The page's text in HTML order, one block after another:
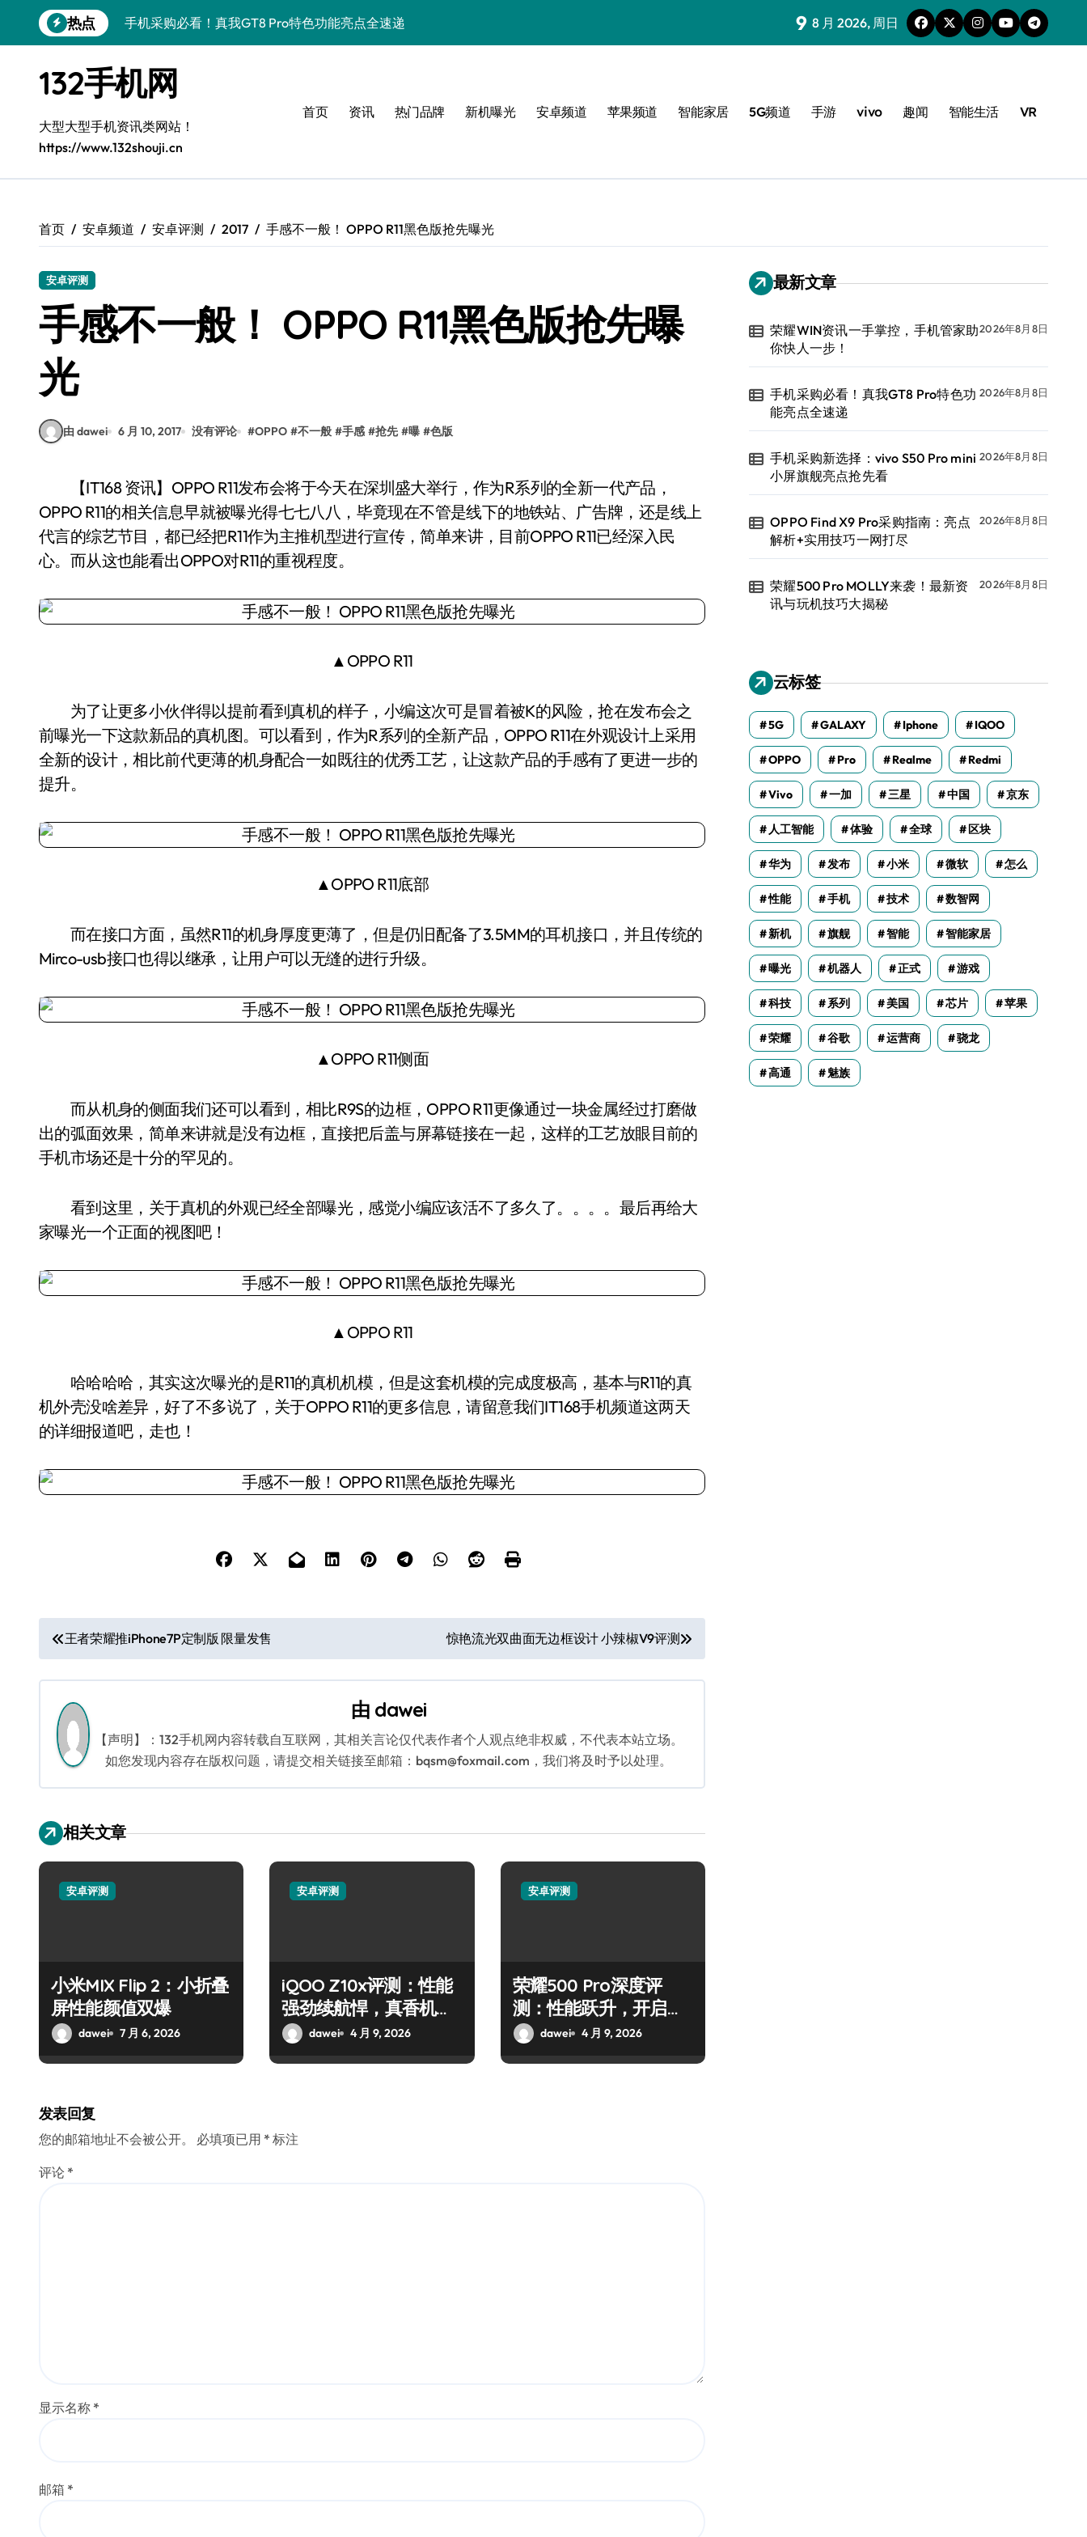
到
热点
手机采购必看！真我GT8 Pro特色功能亮点全速递
OPPO Find X9 Pro采购指南：亮点解析+实用技巧一网打尽
荣耀500 Pro MOLLY来袭！最新资讯与玩机技巧大揭秘
手机采购必看！REDMI K90亮点配置全解析，一文览尽！
荣耀ROBOT PHONE采购首选，畅享智能生活一手资讯！
三星Galaxy Z Fold7来袭，创新科技助力手机采购新选择！
荣耀WIN资讯一手掌控，手机管家助你快人一步！
9 8 月 2026, 周日
132手机网
大型大型手机资讯类网站！
https://www.132shouji.cn
首页 资讯 热门品牌 新机曝光 安卓频道 苹果频道 智能家居 5G频道 手游 vivo 趣闻 智能生活 VR
首页 安卓频道 安卓评测 2017 手感不一般！ OPPO R11黑色版抢先曝光
安卓评测
手感不一般！ OPPO R11黑色版抢先曝
光
由 dawei 6 月 10, 2017 没有评论 #OPPO #不一般 #手感 #抢先 #曝 #色版
【IT168 资讯】OPPO R11发布会将于今天在深圳盛大举行，作为R系列的全新一代产品，
OPPO R11的相关信息早就被曝光得七七八八，毕竟现在不管是线下的地铁站、广告牌，还是线上
代言的综艺节目，都已经把R11作为主推机型进行宣传，简单来讲，目前OPPO R11已经深入民
心。而从这也能看出OPPO对R11的重视程度。
▲OPPO R11
为了让更多小伙伴得以提前看到真机的样子，小编这次可是冒着被K的风险，抢在发布会之
前曝光一下这款新品的真机图。可以看到，作为R系列的全新产品，OPPO R11在外观设计上采用
全新的设计，相比前代更薄的机身配合一如既往的优秀工艺，让这款产品的手感有了更进一步的
提升。
▲OPPO R11底部
而在接口方面，虽然R11的机身厚度更薄了，但是仍旧配备了3.5MM的耳机接口，并且传统的
Mirco-usb接口也得以继承，让用户可以无缝的进行升级。
▲OPPO R11侧面
而从机身的侧面我们还可以看到，相比R9S的边框，OPPO R11更像通过一块金属经过打磨做
出的弧面效果，简单来讲就是没有边框，直接把后盖与屏幕链接在一起，这样的工艺放眼目前的
手机市场还是十分的罕见的。
看到这里，关于真机的外观已经全部曝光，感觉小编应该活不了多久了。。。。最后再给大
家曝光一个正面的视图吧！
▲OPPO R11
哈哈哈哈，其实这次曝光的是R11的真机机模，但是这套机模的完成度极高，基本与R11的真
机外壳没啥差异，好了不多说了，关于OPPO R11的更多信息，请留意我们IT168手机频道这两天
的详细报道吧，走也！
文
章
导
航
王者荣耀推iPhone7P定制版 限量发售 惊艳流光双曲面无边框设计 小辣椒V9评测
由 dawei
【声明】：132手机网内容转载自互联网，其相关言论仅代表作者个人观点绝非权威，不代表本站立场。
如您发现内容存在版权问题，请提交相关链接至邮箱：bqsm@foxmail.com，我们将及时予以处理。
相关文章
安卓评测
小米MIX Flip 2：小折叠
屏性能颜值双爆
dawei 7 月 6, 2026
安卓评测
iQOO Z10x评测：性能
强劲续航悍，真香机皇
实至名归！
dawei 4 月 9, 2026
安卓评测
荣耀500 Pro深度评
测：性能跃升，开启新
纪元！
dawei 4 月 9, 2026
发表回复
您的邮箱地址不会被公开。 必填项已用 * 标注
评论 *
显示名称 *
邮箱 *
最新文章
荣耀WIN资讯一手掌控，手机管家助
你快人一步！
2026年8月8日
手机采购必看！真我GT8 Pro特色功
能亮点全速递
2026年8月8日
手机采购新选择：vivo S50 Pro mini
小屏旗舰亮点抢先看
2026年8月8日
OPPO Find X9 Pro采购指南：亮点
解析+实用技巧一网打尽
2026年8月8日
荣耀500 Pro MOLLY来袭！最新资
讯与玩机技巧大揭秘
2026年8月8日
云标签
5G GALAXY Iphone IQOO
OPPO Pro Realme Redmi
Vivo 一加 三星 中国 京东
人工智能 体验 全球 区块
华为 发布 小米 微软 怎么
性能 手机 技术 数智网
新机 旗舰 智能 智能家居
曝光 机器人 正式 游戏
科技 系列 美国 芯片 苹果
荣耀 谷歌 运营商 骁龙
高通 魅族